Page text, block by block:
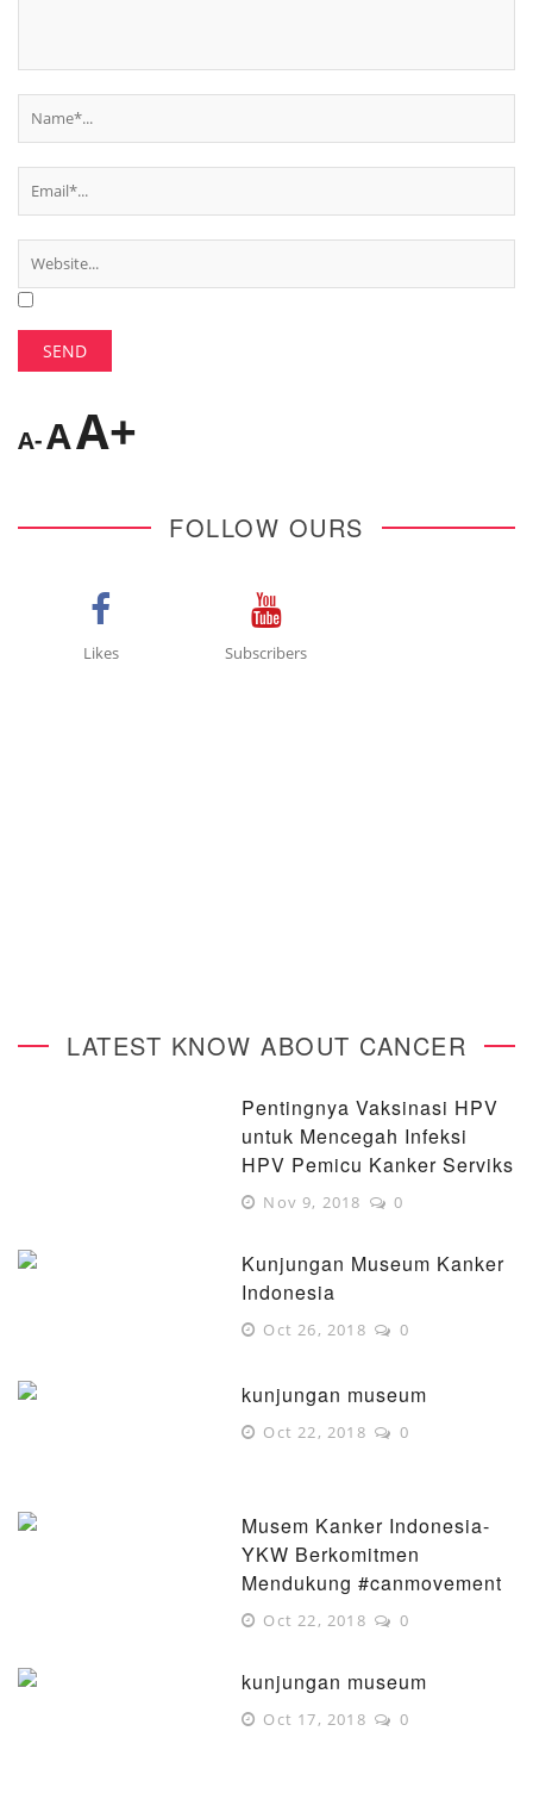
A-AA+
FOLLOW OURS
Likes Subscribers
LATEST KNOW ABOUT CANCER
Pentingnya Vaksinasi HPV
untuk Mencegah Infeksi
HPV Pemicu Kanker Serviks
Nov 9, 2018 0
Kunjungan Museum Kanker
Indonesia
Oct 26, 2018 0
kunjungan museum
Oct 22, 2018 0
Musem Kanker Indonesia-
YKW Berkomitmen
Mendukung #canmovement
Oct 22, 2018 0
kunjungan museum
Oct 17, 2018 0